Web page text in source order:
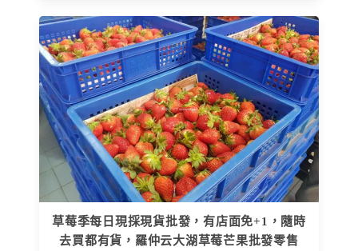
草莓季每日現採現貨批發，有店面免+1，隨時
去買都有貨，羅仲云大湖草莓芒果批發零售